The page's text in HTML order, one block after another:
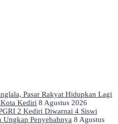
Pasar Rakyat Hidupkan Lagi
Kediri 8 Agustus 2026
2 Kediri Diwarnai 4 Siswi
Ungkap Penyebabnya 8 Agustus